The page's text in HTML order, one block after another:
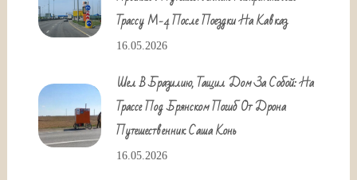
Трассу М-4 После Поездки На Кавказ
16.05.2026
Шел В Бразилию, Тащил Дом За Собой: На
Трассе Под Брянском Погиб От Дрона
Путешественник Саша Конь
16.05.2026